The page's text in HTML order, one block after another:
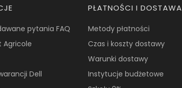
pytania FAQ
Agricole
Dell
PŁATNOŚCI I DOSTAWA
Metody płatności
Czas i koszty dostawy
Warunki dostawy
Instytucje budżetowe